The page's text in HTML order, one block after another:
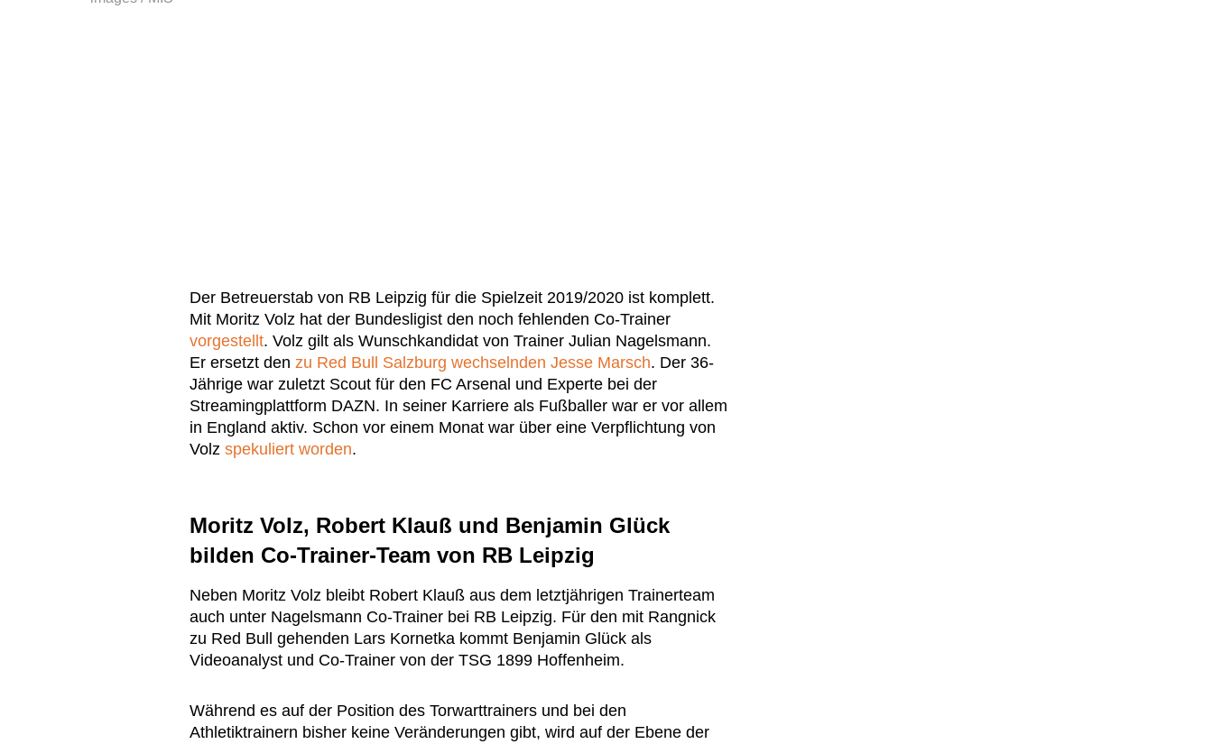
Der Betreuerstab von RB Leipzig für die Spielzeit 2019/2020 ist komplett.
Mit Moritz Volz hat der Bundesligist den noch fehlenden Co-Trainer
vorgestellt. Volz gilt als Wunschkandidat von Trainer Julian Nagelsmann.
Er ersetzt den zu Red Bull Salzburg wechselnden Jesse Marsch. Der 36-
Jährige war zuletzt Scout für den FC Arsenal und Experte bei der
Streamingplattform DAZN. In seiner Karriere als Fußballer war er vor allem
in England aktiv. Schon vor einem Monat war über eine Verpflichtung von
Volz spekuliert worden.
Moritz Volz, Robert Klauß und Benjamin Glück
bilden Co-Trainer-Team von RB Leipzig
Neben Moritz Volz bleibt Robert Klauß aus dem letztjährigen Trainerteam
auch unter Nagelsmann Co-Trainer bei RB Leipzig. Für den mit Rangnick
zu Red Bull gehenden Lars Kornetka kommt Benjamin Glück als
Videoanalyst und Co-Trainer von der TSG 1899 Hoffenheim.
Während es auf der Position des Torwarttrainers und bei den
Athletiktrainern bisher keine Veränderungen gibt, wird auf der Ebene der